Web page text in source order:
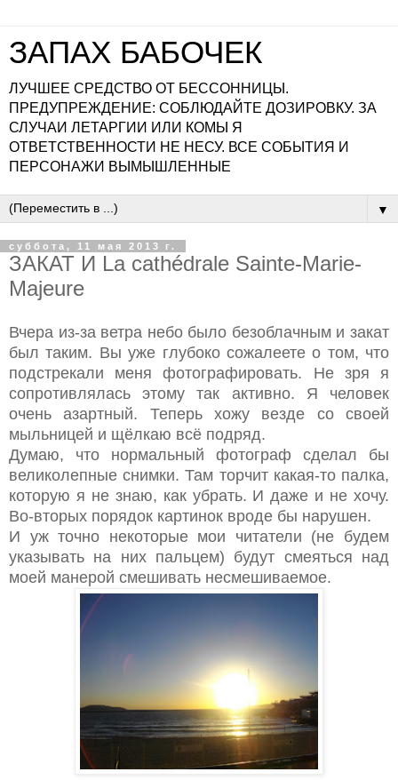
ЗАПАХ БАБОЧЕК
ЛУЧШЕЕ СРЕДСТВО ОТ БЕССОННИЦЫ.
ПРЕДУПРЕЖДЕНИЕ: СОБЛЮДАЙТЕ ДОЗИРОВКУ. ЗА
СЛУЧАИ ЛЕТАРГИИ ИЛИ КОМЫ Я
ОТВЕТСТВЕННОСТИ НЕ НЕСУ. ВСЕ СОБЫТИЯ И
ПЕРСОНАЖИ ВЫМЫШЛЕННЫЕ
▼
суббота, 11 мая 2013 г.
ЗАКАТ И La cathédrale Sainte-Marie-
Majeure
Вчера из-за ветра небо было безоблачным и закат
был таким. Вы уже глубоко сожалеете о том, что
подстрекали меня фотографировать. Не зря я
сопротивлялась этому так активно. Я человек
очень азартный. Теперь хожу везде со своей
мыльницей и щёлкаю всё подряд.
Думаю, что нормальный фотограф сделал бы
великолепные снимки. Там торчит какая-то палка,
которую я не знаю, как убрать. И даже и не хочу.
Во-вторых порядок картинок вроде бы нарушен.
И уж точно некоторые мои читатели (не будем
указывать на них пальцем) будут смеяться над
моей манерой смешивать несмешиваемое.